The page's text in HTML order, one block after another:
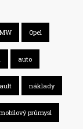
Opel
auto
náklady
průmysl